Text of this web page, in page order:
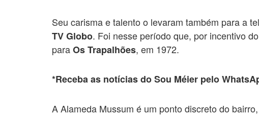
Seu carisma e talento o levaram também para a
TV Globo. Foi nesse período que, por incentivo
paraOs Trapalhões, em 1972.
*Receba as notícias do Sou Méier pelo
A Alameda Mussum é um ponto discreto do